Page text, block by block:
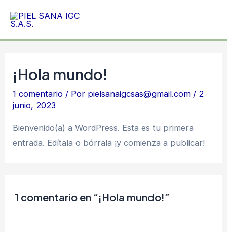
contenido
¡Hola mundo!
1 comentario / Por pielsanaigcsas@gmail.com / 2
junio, 2023
Bienvenido(a) a WordPress. Esta es tu primera
entrada. Edítala o bórrala ¡y comienza a publicar!
1 comentario en “¡Hola mundo!”